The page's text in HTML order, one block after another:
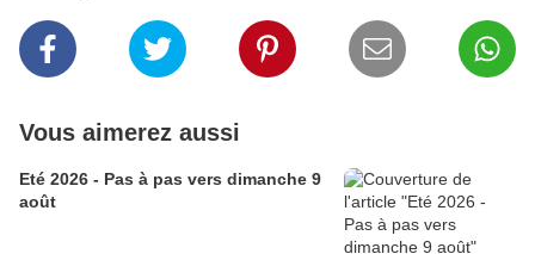
Vous aimerez aussi
Eté 2026 - Pas à pas vers dimanche 9
août